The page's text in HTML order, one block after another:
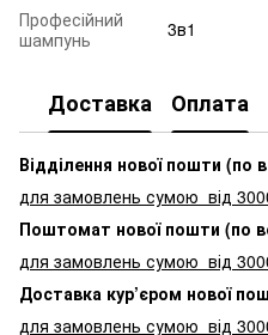
Професійний
шампунь
3в1
Доставка Оплата
Відділення нової пошти (по
для замовлень сумою від
Поштомат нової пошти (по
для замовлень сумою від
Доставка кур’єром нової
для замовлень сумою від